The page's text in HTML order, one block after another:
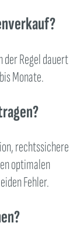
der Regel dauert
Monate.
rechtssichere
optimalen
Fehler.